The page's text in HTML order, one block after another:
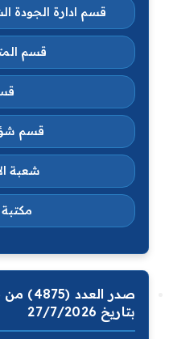
قسم ادارة الجودة
قسم
قسم
شعبة
صدر
بتاريخ 27/7/2026